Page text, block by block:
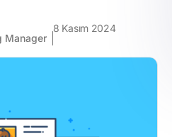
Manager
8 Kasım 2024